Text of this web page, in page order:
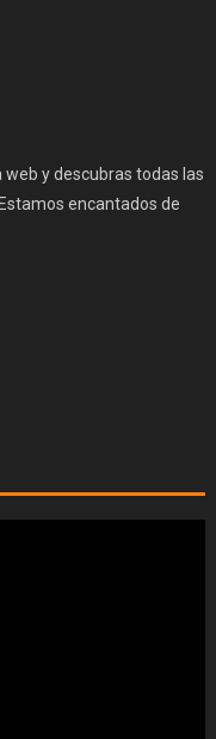
y descubras todas las
encantados de